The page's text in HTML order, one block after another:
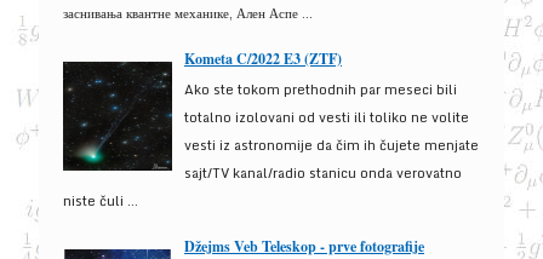
заснивања квантне механике, Ален Аспе ...
Kometa C/2022 E3 (ZTF)
Ako ste tokom prethodnih par meseci bili
totalno izolovani od vesti ili toliko ne volite
vesti iz astronomije da čim ih čujete menjate
sajt/TV kanal/radio stanicu onda verovatno
niste čuli ...
Džejms Veb Teleskop - prve fotografije